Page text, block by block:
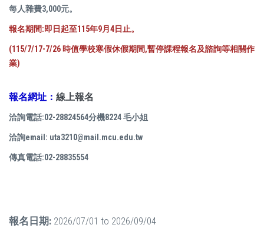
每人雜費3,000元。
報名期間:即日起至115年9月4日止。
(115/7/17-7/26 時值學校寒假休假期間,暫停課程報名及諮詢等相關作
業)
報名網址： 線上報名
洽詢電話:02-28824564分機8224 毛小姐
洽詢email: uta3210@mail.mcu.edu.tw
傳真電話:02-28835554
報名日期: 2026/07/01 to 2026/09/04